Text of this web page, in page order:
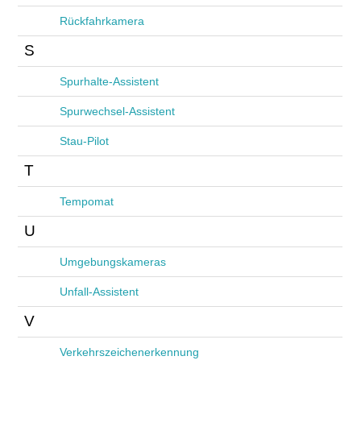
Rückfahrkamera
S
Spurhalte-Assistent
Spurwechsel-Assistent
Stau-Pilot
T
Tempomat
U
Umgebungskameras
Unfall-Assistent
V
Verkehrszeichenerkennung